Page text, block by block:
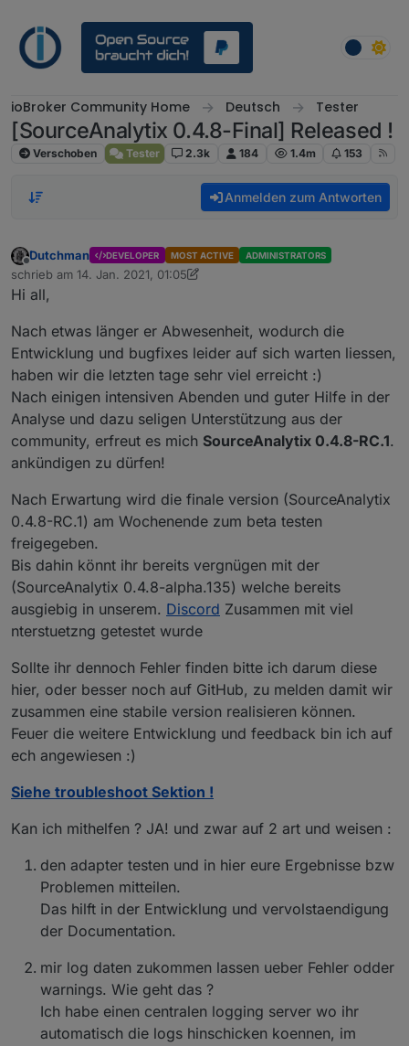
ioBroker Community Home Deutsch Tester
[SourceAnalytix 0.4.8-Final] Released !
Verschoben Tester 2.3k 184 1.4m 153
Anmelden zum Antworten
Offline
Dutchman DEVELOPER MOST ACTIVE ADMINISTRATORS
schrieb am 14. Jan. 2021, 01:05
zuletzt editiert von Dutchman
Hi all,
Nach etwas länger er Abwesenheit, wodurch die
Entwicklung und bugfixes leider auf sich warten liessen,
haben wir die letzten tage sehr viel erreicht :)
Nach einigen intensiven Abenden und guter Hilfe in der
Analyse und dazu seligen Unterstützung aus der
community, erfreut es mich SourceAnalytix 0.4.8-RC.1.
ankündigen zu dürfen!
Nach Erwartung wird die finale version (SourceAnalytix
0.4.8-RC.1) am Wochenende zum beta testen
freigegeben.
Bis dahin könnt ihr bereits vergnügen mit der
(SourceAnalytix 0.4.8-alpha.135) welche bereits
ausgiebig in unserem. Discord Zusammen mit viel
nterstuetzng getestet wurde
Sollte ihr dennoch Fehler finden bitte ich darum diese
hier, oder besser noch auf GitHub, zu melden damit wir
zusammen eine stabile version realisieren können.
Feuer die weitere Entwicklung und feedback bin ich auf
ech angewiesen :)
Siehe troubleshoot Sektion !
Kan ich mithelfen ? JA! und zwar auf 2 art und weisen :
den adapter testen und in hier eure Ergebnisse bzw
Problemen mitteilen.
Das hilft in der Entwicklung und vervolstaendigung
der Documentation.
mir log daten zukommen lassen ueber Fehler odder
warnings. Wie geht das ?
Ich habe einen centralen logging server wo ihr
automatisch die logs hinschicken koennen, im